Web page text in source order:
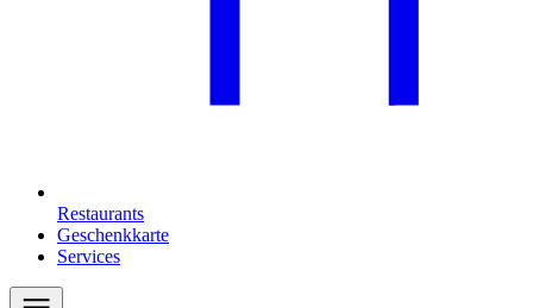
Restaurants
Geschenkkarte
Services